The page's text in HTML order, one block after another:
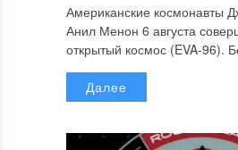
Американские космонавты
Анил Менон 6 августа
открытый космос (EVA-96).
Далее